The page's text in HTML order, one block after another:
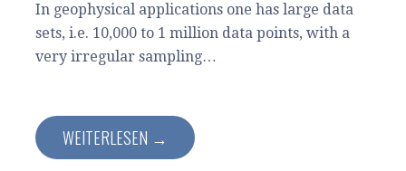
In geophysical applications one has large data
sets, i.e. 10,000 to 1 million data points, with a
very irregular sampling…
WEITERLESEN →